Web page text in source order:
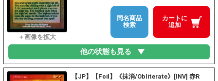
カートに
追加
同名商品
検索
他の状態も見る
【JP】【Foil】《抹消/Obliterate》[INV] 赤R